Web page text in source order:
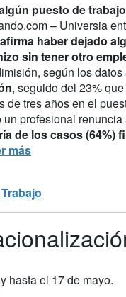
puesto de
– Universia
haber dejado
sin tener otro
según los
, seguido del 23%
de tres años en el
profesional
de los casos (64%)
más
Trabajo
hasta el 17 de mayo.